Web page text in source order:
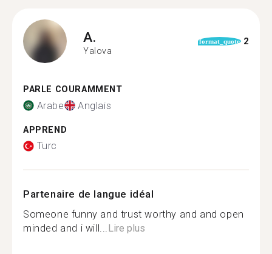
A.
Yalova
format_quote 2
PARLE COURAMMENT
Arabe Anglais
APPREND
Turc
Partenaire de langue idéal
Someone funny and trust worthy and and open
minded and i will...Lire plus